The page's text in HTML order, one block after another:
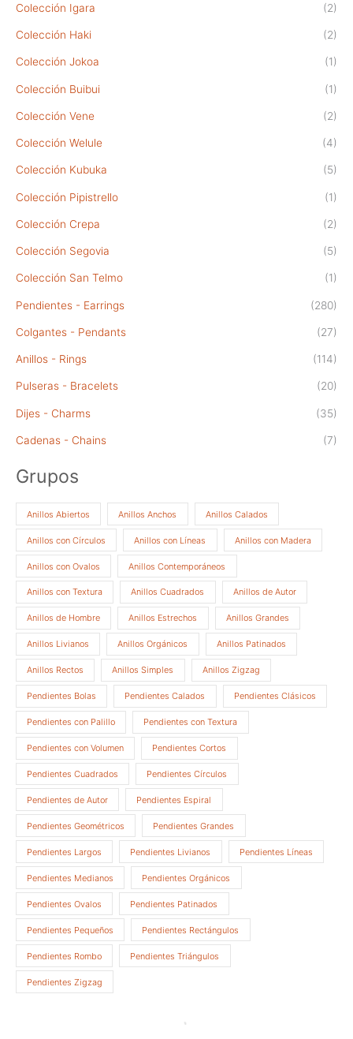
Colección Igara (2)
Colección Haki (2)
Colección Jokoa (1)
Colección Buibui (1)
Colección Vene (2)
Colección Welule (4)
Colección Kubuka (5)
Colección Pipistrello (1)
Colección Crepa (2)
Colección Segovia (5)
Colección San Telmo (1)
Pendientes - Earrings (280)
Colgantes - Pendants (27)
Anillos - Rings (114)
Pulseras - Bracelets (20)
Dijes - Charms (35)
Cadenas - Chains (7)
Grupos
Anillos Abiertos Anillos Anchos Anillos Calados
Anillos con Círculos Anillos con Líneas Anillos con Madera
Anillos con Ovalos Anillos Contemporáneos
Anillos con Textura Anillos Cuadrados Anillos de Autor
Anillos de Hombre Anillos Estrechos Anillos Grandes
Anillos Livianos Anillos Orgánicos Anillos Patinados
Anillos Rectos Anillos Simples Anillos Zigzag
Pendientes Bolas Pendientes Calados Pendientes Clásicos
Pendientes con Palillo Pendientes con Textura
Pendientes con Volumen Pendientes Cortos
Pendientes Cuadrados Pendientes Círculos
Pendientes de Autor Pendientes Espiral
Pendientes Geométricos Pendientes Grandes
Pendientes Largos Pendientes Livianos Pendientes Líneas
Pendientes Medianos Pendientes Orgánicos
Pendientes Ovalos Pendientes Patinados
Pendientes Pequeños Pendientes Rectángulos
Pendientes Rombo Pendientes Triángulos
Pendientes Zigzag